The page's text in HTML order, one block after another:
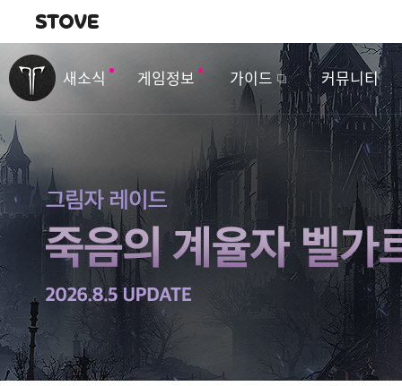
내비게이션
새소식 게임정보 가이드 커뮤니티
벤
트
&
업
데
이
트